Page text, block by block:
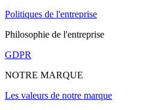
Politiques de l'entreprise
Philosophie de l'entreprise
GDPR
NOTRE MARQUE
Les valeurs de notre marque